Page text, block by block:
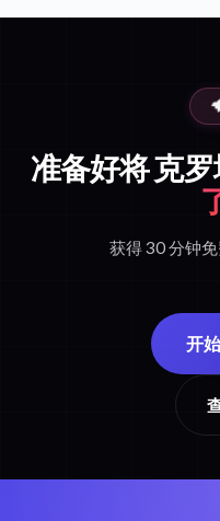
准备好将 克
获得 30 分钟免
开